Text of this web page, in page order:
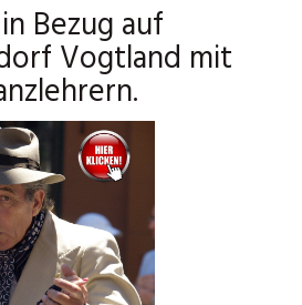
Bezug auf
Vogtland mit